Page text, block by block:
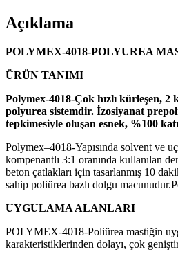
Açıklama
POLYMEX-4018-POLYUREA
ÜRÜN TANIMI
Polymex-4018-Çok hızlı kürleşen,
polyurea sistemdir. İzosiyanat
tepkimesiyle oluşan esnek, %100
Polymex–4018-Yapısında solvent ve
kompenantlı 3:1 oranında kullanılan
beton çatlakları için tasarlanmış 10
sahip poliürea bazlı dolgu
UYGULAMA ALANLARI
POLYMEX-4018-Poliürea mastiğin
karakteristiklerinden dolayı, çok